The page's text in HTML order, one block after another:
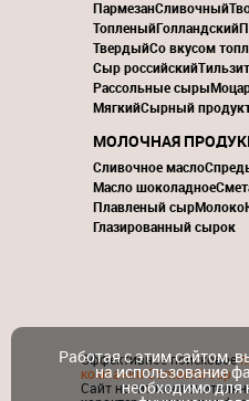
ПармезанСливочный
ТопленыйГолландский
ТвердыйСо вкусом
Сыр российский
Рассольные сыры
МягкийСырный
МОЛОЧНАЯ
Сливочное масло
Масло шоколадное
Плавленый сырМолоко
Глазированный сырок
Эффективное поисковое
компании ContactGroup
Сайт носит
Работая с этим сайтом,
на использование
необходимо для